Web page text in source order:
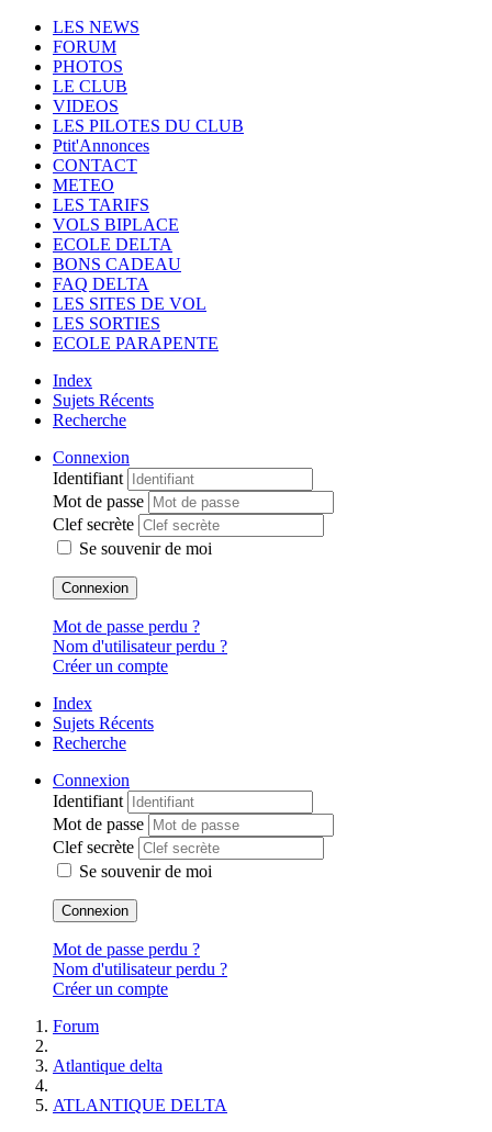
LES NEWS
FORUM
PHOTOS
LE CLUB
VIDEOS
LES PILOTES DU CLUB
Ptit'Annonces
CONTACT
METEO
LES TARIFS
VOLS BIPLACE
ECOLE DELTA
BONS CADEAU
FAQ DELTA
LES SITES DE VOL
LES SORTIES
ECOLE PARAPENTE
Index
Sujets Récents
Recherche
Connexion
Identifiant
Mot de passe
Clef secrète
Se souvenir de moi
Connexion
Mot de passe perdu ?
Nom d'utilisateur perdu ?
Créer un compte
Index
Sujets Récents
Recherche
Connexion
Identifiant
Mot de passe
Clef secrète
Se souvenir de moi
Connexion
Mot de passe perdu ?
Nom d'utilisateur perdu ?
Créer un compte
Forum
Atlantique delta
ATLANTIQUE DELTA